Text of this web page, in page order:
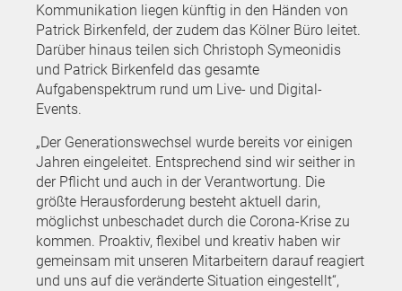
Kommunikation liegen künftig in den Händen von
Patrick Birkenfeld, der zudem das Kölner Büro leitet.
Darüber hinaus teilen sich Christoph Symeonidis
und Patrick Birkenfeld das gesamte
Aufgabenspektrum rund um Live- und Digital-
Events.
„Der Generationswechsel wurde bereits vor einigen
Jahren eingeleitet. Entsprechend sind wir seither in
der Pflicht und auch in der Verantwortung. Die
größte Herausforderung besteht aktuell darin,
möglichst unbeschadet durch die Corona-Krise zu
kommen. Proaktiv, flexibel und kreativ haben wir
gemeinsam mit unseren Mitarbeitern darauf reagiert
und uns auf die veränderte Situation eingestellt“,